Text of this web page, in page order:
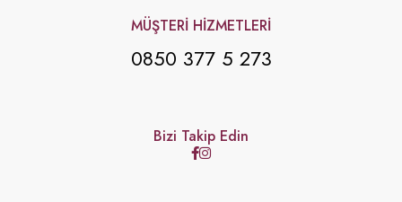
MÜŞTERİ HİZMETLERİ
0850 377 5 273
Bizi Takip Edin